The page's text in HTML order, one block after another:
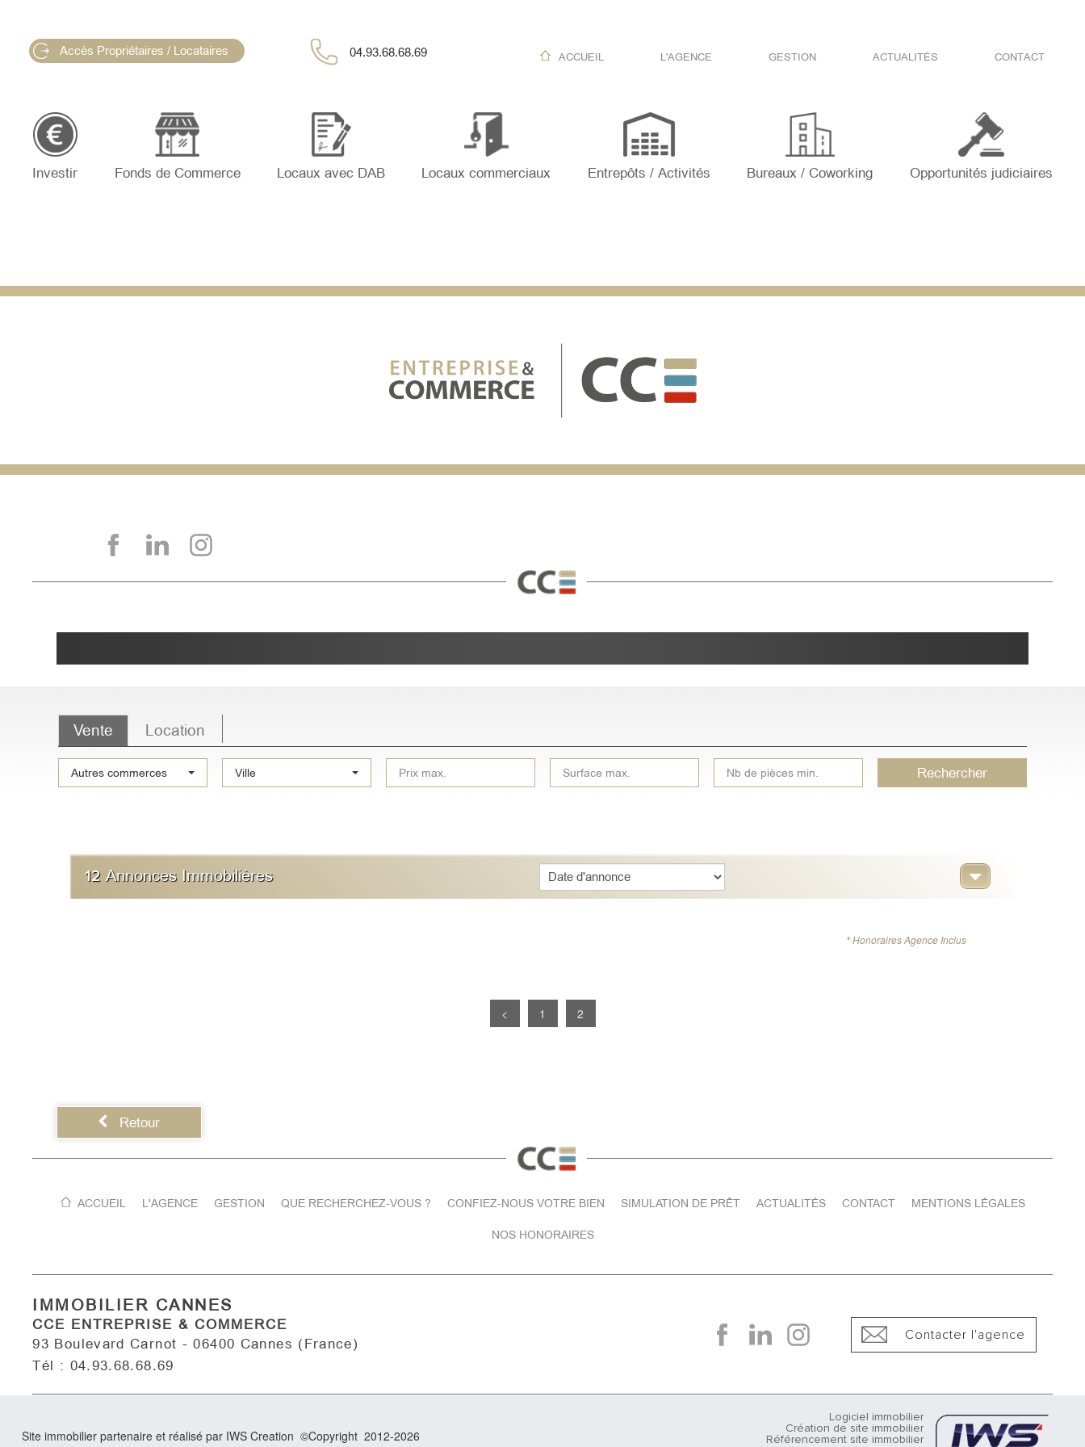
Accès Propriétaires / Locataires 04.93.68.68.69 ACCUEIL L'AGENCE GESTION ACTUALITÉS CONTACT
Investir Fonds de Commerce Locaux avec DAB Locaux commerciaux Entrepôts / Activités Bureaux / Coworking Opportunités judiciaires
Vente Location
TypeAutres commerces Ville Rechercher
12 Annonces Immobilières
* Honoraires Agence Inclus
< 1 2
Retour
ACCUEIL L'AGENCE GESTION QUE RECHERCHEZ-VOUS ? CONFIEZ-NOUS VOTRE BIEN SIMULATION DE PRÊT ACTUALITÉS CONTACT MENTIONS LÉGALES
NOS HONORAIRES
IMMOBILIER CANNES
CCE ENTREPRISE & COMMERCE
93 Boulevard Carnot - 06400 Cannes (France)
Tél : 04.93.68.68.69
Contacter l'agence
Site immobilier partenaire et réalisé par IWS Creation ©Copyright 2012-2026
Logiciel immobilier
Création de site immobilier
Référencement site immobilier